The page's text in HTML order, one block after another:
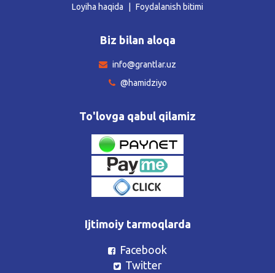
Loyiha haqida
Foydalanish bitimi
Biz bilan aloqa
info@grantlar.uz
@hamidziyo
To'lovga qabul qilamiz
Ijtimoiy tarmoqlarda
Facebook
Twitter